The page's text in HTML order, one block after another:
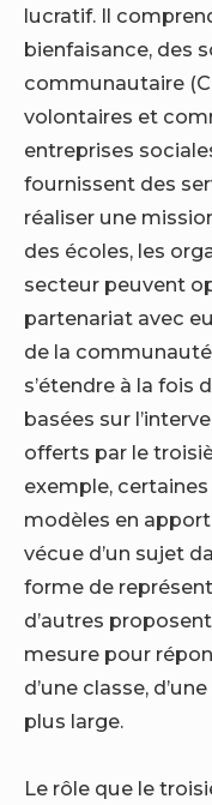
lucratif. Il
bienfaisance, des
communautaire
volontaires et
entreprises
fournissent des
réaliser une
des écoles, les
secteur peuvent
partenariat avec
de la
s’étendre à la fois
basées sur
offerts par le
exemple,
modèles en
vécue d’un sujet
forme de
d’autres
mesure pour
d’une classe,
plus large.
Le rôle que le